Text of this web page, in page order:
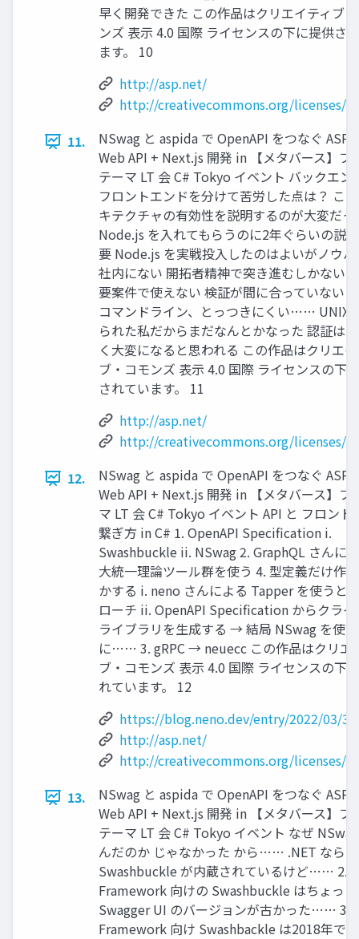
早く開発できた この作品はクリエイティブ
ンズ 表示 4.0 国際 ライセンスの下に提供さ
ます。 10
http://asp.net/
http://creativecommons.org/licenses/
11.
NSwag と aspida で OpenAPI をつなぐ
Web API + Next.js 開発 in 【メタバース】フ
テーマ LT 会 C# Tokyo イベント バックエン
フロントエンドを分けて苦労した点は？ こ
キテクチャの有効性を説明するのが大変だっ
Node.js を入れてもらうのに2年ぐらいの説
要 Node.js を実戦投入したのはよいがノウ
社内にない 開拓者精神で突き進むしかない
要案件で使えない 検証が間に合っていない
コマンドライン、とっつきにくい…… UNIX
られた私だからまだなんとかなった 認証は
く大変になると思われる この作品はクリエ
ブ・コモンズ 表示 4.0 国際 ライセンスの下
されています。 11
http://asp.net/
http://creativecommons.org/licenses/
12.
NSwag と aspida で OpenAPI をつなぐ
Web API + Next.js 開発 in 【メタバース】フ
マ LT 会 C# Tokyo イベント API と フロント
繋ぎ方 in C# 1. OpenAPI Specification i.
Swashbuckle ii. NSwag 2. GraphQL さんに
大統一理論ツール群を使う 4. 型定義だけ作
かする i. neno さんによる Tapper を使うと
ローチ ii. OpenAPI Specification からクライ
ライブラリを生成する → 結局 NSwag を使
に…… 3. gRPC → neuecc この作品はクリエ
ブ・コモンズ 表示 4.0 国際 ライセンスの下
れています。 12
https://blog.neno.dev/entry/2022/03/
http://asp.net/
http://creativecommons.org/licenses/
13.
NSwag と aspida で OpenAPI をつなぐ
Web API + Next.js 開発 in 【メタバース】フ
テーマ LT 会 C# Tokyo イベント なぜ
んだのか じゃなかった から…… .NET なら
Swashbuckle が内蔵されているけど…… 2.
Framework 向けの Swashbuckle はちょっ
Swagger UI のバージョンが古かった…… 3.
Framework 向け Swashbackle は2018年で